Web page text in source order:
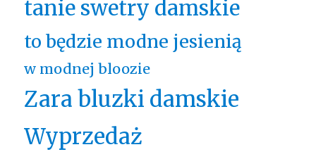
tanie swetry damskie
to będzie modne jesienią
w modnej bloozie
Zara bluzki damskie
Wyprzedaż